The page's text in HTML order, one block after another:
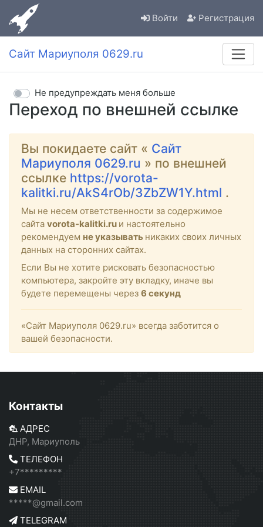
Войти Регистрация
Сайт Мариуполя 0629.ru
Переход по внешней ссылке
Не предупреждать меня больше
Вы покидаете сайт « Сайт
Мариуполя 0629.ru » по внешней
ссылке https://vorota-
kalitki.ru/AkS4rOb/3ZbZW1Y.html .
Мы не несем ответственности за содержимое
сайта vorota-kalitki.ru и настоятельно
рекомендуем не указывать никаких своих личных
данных на сторонних сайтах.
Если Вы не хотите рисковать безопасностью
компьютера, закройте эту вкладку, иначе вы
будете перемещены через 6 секунд
«Сайт Мариуполя 0629.ru» всегда заботится о
вашей безопасности.
Контакты
АДРЕС
ДНР, Мариуполь
ТЕЛЕФОН
+7*********
EMAIL
*****@gmail.com
TELEGRAM